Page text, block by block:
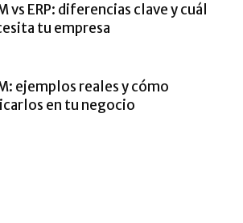
vs ERP: diferencias clave y cuál
tu empresa
ejemplos reales y cómo
en tu negocio